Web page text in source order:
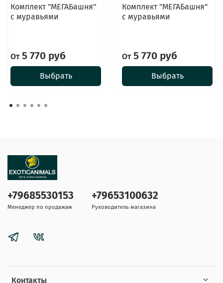
Комплект "МЕГАБашня"
с муравьями
От5 770 руб
Выбрать
Комплект "МЕГАБашня"
с муравьями
От5 770 руб
Выбрать
Контакты
+79685530153
Менеджер по продажам
+79653100632
Руководитель магазина